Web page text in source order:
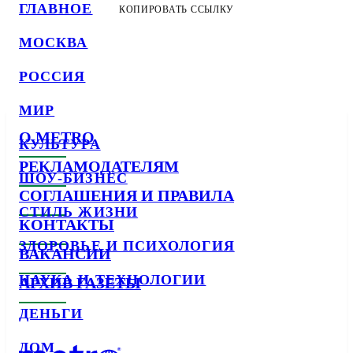
ГЛАВНОЕ
МОСКВА
РОССИЯ
МИР
КУЛЬТУРА
ШОУ-БИЗНЕС
СТИЛЬ ЖИЗНИ
ЗДОРОВЬЕ И ПСИХОЛОГИЯ
НАУКА И ТЕХНОЛОГИИ
ДЕНЬГИ
ДОМ
КОПИРОВАТЬ ССЫЛКУ
О METRO
РЕКЛАМОДАТЕЛЯМ
СОГЛАШЕНИЯ И ПРАВИЛА
КОНТАКТЫ
ВАКАНСИИ
АРХИВ ГАЗЕТЫ